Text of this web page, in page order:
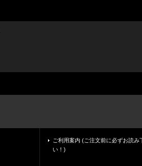
ご利用案内 (ご注文前に必ずお読み
い！)